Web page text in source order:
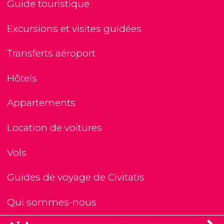
Guide touristique
Excursions et visites guidées
Transferts aéroport
Hôtels
Appartements
Location de voitures
Vols
Guides de voyage de Civitatis
Qui sommes-nous